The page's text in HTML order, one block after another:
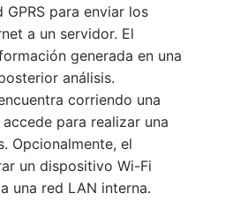
para enviar los
a un servidor. El
generada en una
análisis.
corriendo una
para realizar una
Opcionalmente, el
un dispositivo Wi-Fi
una red LAN interna.